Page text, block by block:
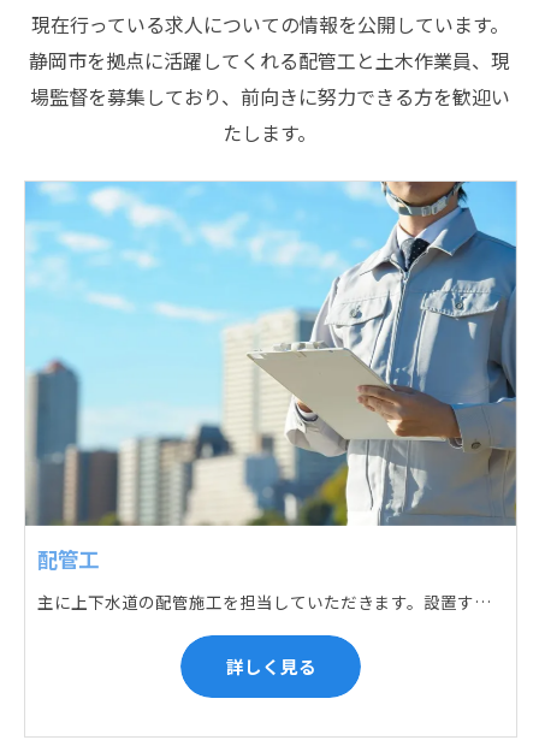
現在行っている求人についての情報を公開しています。
静岡市を拠点に活躍してくれる配管工と土木作業員、現
場監督を募集しており、前向きに努力できる方を歓迎い
たします。
配管工
主に上下水道の配管施工を担当していただきます。設置する場所に応じて配管の形状や流れを工夫する管加工、ねじ切り、管締め、そして管据付作業になり、5人以上のチームで動くことが多いです。
詳しく見る